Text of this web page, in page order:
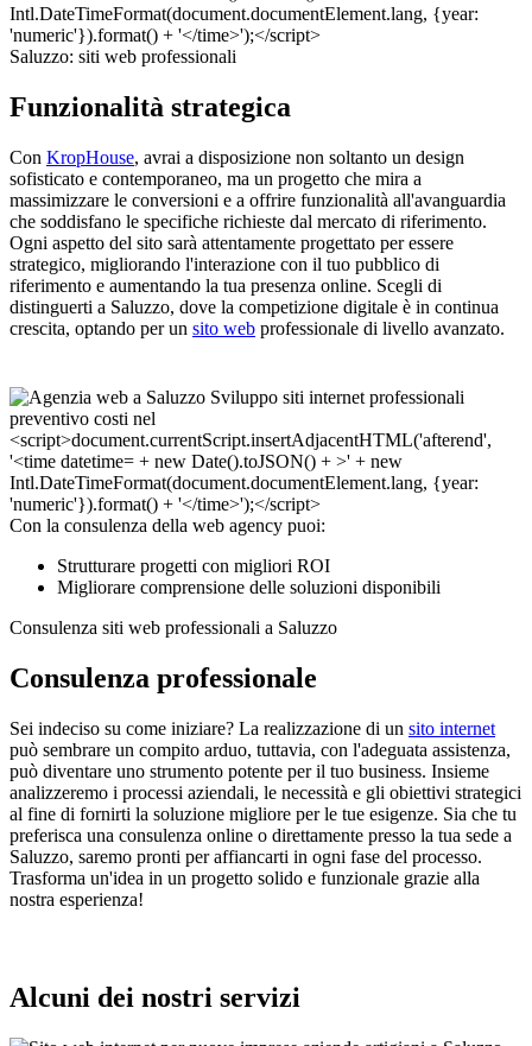
Saluzzo: siti web professionali
Funzionalità strategica
Con KropHouse, avrai a disposizione non soltanto un design
sofisticato e contemporaneo, ma un progetto che mira a
massimizzare le conversioni e a offrire funzionalità all'avanguardia
che soddisfano le specifiche richieste dal mercato di riferimento.
Ogni aspetto del sito sarà attentamente progettato per essere
strategico, migliorando l'interazione con il tuo pubblico di
riferimento e aumentando la tua presenza online. Scegli di
distinguerti a Saluzzo, dove la competizione digitale è in continua
crescita, optando per un sito web professionale di livello avanzato.
Con la consulenza della web agency puoi:
Strutturare progetti con migliori ROI
Migliorare comprensione delle soluzioni disponibili
Consulenza siti web professionali a Saluzzo
Consulenza professionale
Sei indeciso su come iniziare? La realizzazione di un sito internet
può sembrare un compito arduo, tuttavia, con l'adeguata assistenza,
può diventare uno strumento potente per il tuo business. Insieme
analizzeremo i processi aziendali, le necessità e gli obiettivi strategici
al fine di fornirti la soluzione migliore per le tue esigenze. Sia che tu
preferisca una consulenza online o direttamente presso la tua sede a
Saluzzo, saremo pronti per affiancarti in ogni fase del processo.
Trasforma un'idea in un progetto solido e funzionale grazie alla
nostra esperienza!
Alcuni dei nostri servizi